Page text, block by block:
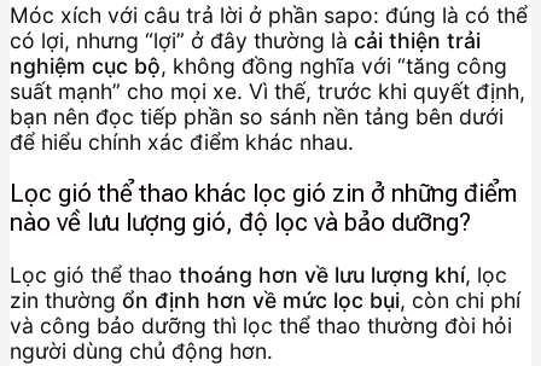
Móc xích với câu trả lời ở phần sapo: đúng là có thể
có lợi, nhưng “lợi” ở đây thường là cải thiện trải
nghiệm cục bộ, không đồng nghĩa với “tăng công
suất mạnh” cho mọi xe. Vì thế, trước khi quyết định,
bạn nên đọc tiếp phần so sánh nền tảng bên dưới
để hiểu chính xác điểm khác nhau.
Lọc gió thể thao khác lọc gió zin ở những điểm
nào về lưu lượng gió, độ lọc và bảo dưỡng?
Lọc gió thể thao thoáng hơn về lưu lượng khí, lọc
zin thường ổn định hơn về mức lọc bụi, còn chi phí
và công bảo dưỡng thì lọc thể thao thường đòi hỏi
người dùng chủ động hơn.